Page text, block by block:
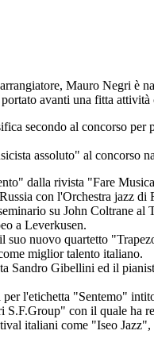
Mauro Negri è
avanti una fitta
secondo al concorso per
assoluto" al concorso
dalla rivista "Fare
con l'Orchestra jazz di
su John Coltrane
a Leverkusen.
suo nuovo quartetto
miglior talento italiano.
Sandro Gibellini ed il
l'etichetta "Sentemo"
con il quale ha
italiani come "Iseo